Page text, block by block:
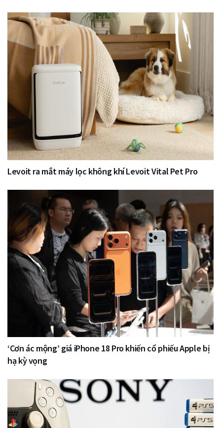
Levoit ra mắt máy lọc không khí Levoit Vital Pet Pro
‘Cơn ác mộng’ giá iPhone 18 Pro khiến cổ phiếu Apple bị
hạ kỳ vọng